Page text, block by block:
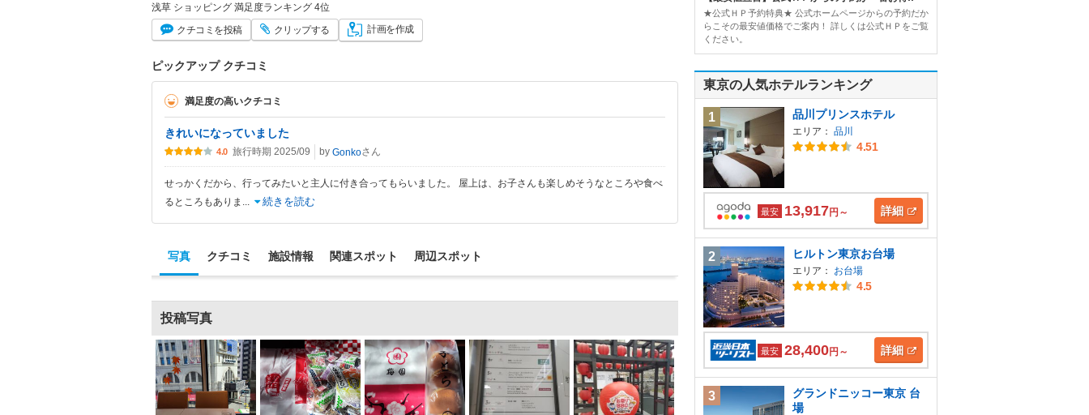
浅草 ショッピング 満足度ランキング 4位
クチコミ を投稿 クリップする 計画を作成
ピックアップ クチコミ
満足度の高いクチコミ
きれいになっていました
4.0 旅行時期 2025/09 by Gonkoさん
せっかくだから、行ってみたいと主人に付き合ってもらいました。 屋上は、お子さんも楽しめそうなところや食べ
るところもありま
続きを読む
写真 クチコミ 施設情報 関連スポット 周辺スポット
投稿写真
★公式ＨＰ予約特典★ 公式ホームページからの予約だか
らこその最安値価格でご案内！ 詳しくは公式ＨＰをご覧
ください。
東京の人気ホテルランキング
1 品川プリンスホテル
エリア： 品川
4.51
最安 13,917円～ 詳細
2 ヒルトン東京お台場
エリア： お台場
4.5
最安 28,400円～ 詳細
3
グランドニッコー東京 台
場